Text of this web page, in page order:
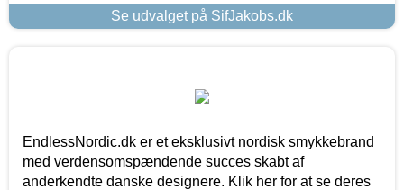
Se udvalget på SifJakobs.dk
EndlessNordic.dk er et eksklusivt nordisk smykkebrand
med verdensomspændende succes skabt af
anderkendte danske designere. Klik her for at se deres